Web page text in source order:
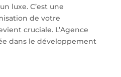
luxe. C’est une
de votre
cruciale. L’Agence
dans le développement